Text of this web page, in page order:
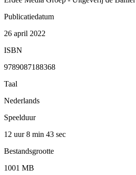
Publicatiedatum
26 april 2022
ISBN
9789087188368
Taal
Nederlands
Speelduur
12 uur 8 min 43 sec
Bestandsgrootte
1001 MB